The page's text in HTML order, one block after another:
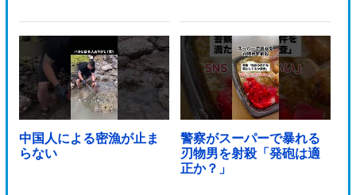
中国人による密漁が止ま
らない
警察がスーパーで暴れる
刃物男を射殺「発砲は適
正か？」